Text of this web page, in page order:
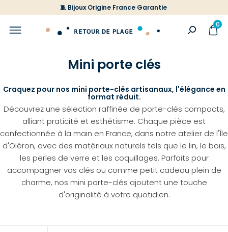
🧵 Bijoux Origine France Garantie
0
Mini porte clés
Craquez pour nos mini porte-clés artisanaux, l'élégance en
format réduit.
Découvrez une sélection raffinée de porte-clés compacts,
alliant praticité et esthétisme. Chaque pièce est
confectionnée à la main en France, dans notre atelier de l'Île
d'Oléron, avec des matériaux naturels tels que le lin, le bois,
les perles de verre et les coquillages. Parfaits pour
accompagner vos clés ou comme petit cadeau plein de
charme, nos mini porte-clés ajoutent une touche
d'originalité à votre quotidien.